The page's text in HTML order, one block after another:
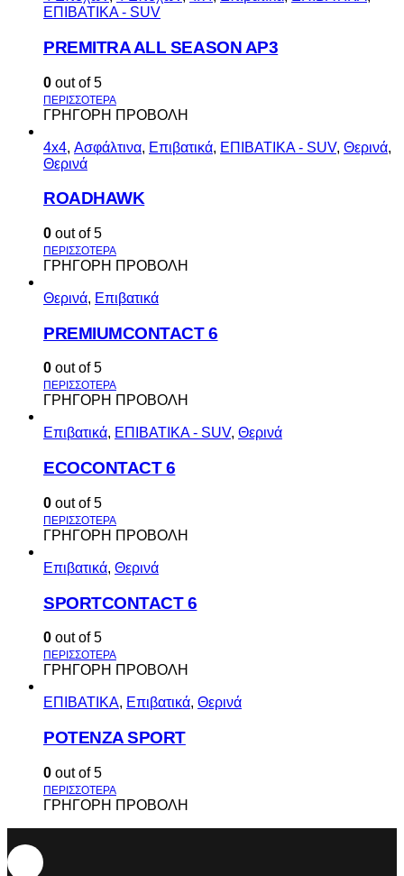
ΕΠΙΒΑΤΙΚΑ - SUV
PREMITRA ALL SEASON AP3
0 out of 5
ΓΡΗΓΟΡΗ ΠΡΟΒΟΛΗ
4x4, Ασφάλτινα, Επιβατικά, ΕΠΙΒΑΤΙΚΑ - SUV, Θερινά,
Θερινά
ROADHAWK
0 out of 5
ΓΡΗΓΟΡΗ ΠΡΟΒΟΛΗ
Θερινά, Επιβατικά
PREMIUMCONTACT 6
0 out of 5
ΓΡΗΓΟΡΗ ΠΡΟΒΟΛΗ
Επιβατικά, ΕΠΙΒΑΤΙΚΑ - SUV, Θερινά
ECOCONTACT 6
0 out of 5
ΓΡΗΓΟΡΗ ΠΡΟΒΟΛΗ
Επιβατικά, Θερινά
SPORTCONTACT 6
0 out of 5
ΓΡΗΓΟΡΗ ΠΡΟΒΟΛΗ
ΕΠΙΒΑΤΙΚΑ, Επιβατικά, Θερινά
POTENZA SPORT
0 out of 5
ΓΡΗΓΟΡΗ ΠΡΟΒΟΛΗ